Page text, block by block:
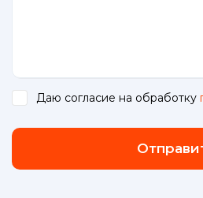
Даю согласие на обработку